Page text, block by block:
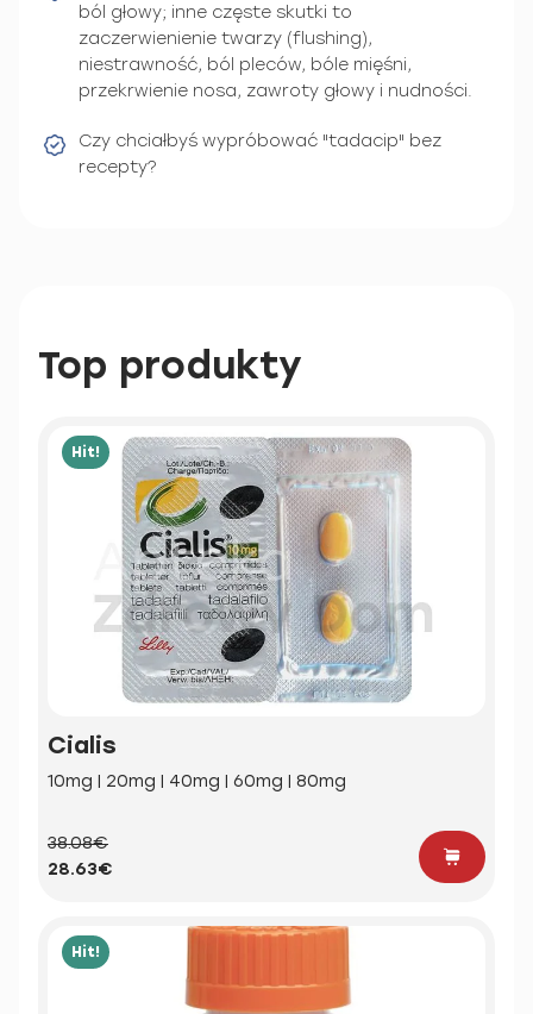
ból głowy; inne częste skutki to
zaczerwienienie twarzy (flushing),
niestrawność, ból pleców, bóle mięśni,
przekrwienie nosa, zawroty głowy i nudności.
Czy chciałbyś wypróbować "tadacip" bez
recepty?
Top produkty
Hit!
Cialis
10mg | 20mg | 40mg | 60mg | 80mg
38.08€
28.63€
Hit!